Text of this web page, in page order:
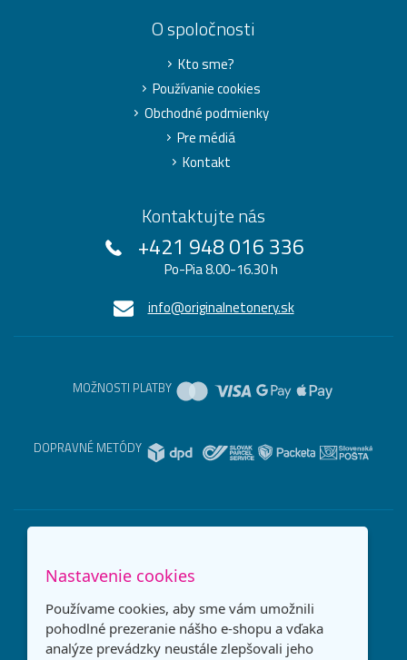
O spoločnosti
Kto sme?
Používanie cookies
Obchodné podmienky
Pre médiá
Kontakt
Kontaktujte nás
+421 948 016 336
Po-Pia 8.00-16.30 h
info@originalnetonery.sk
MOŽNOSTI PLATBY
DOPRAVNÉ METÓDY
Nastavenie cookies
Používame cookies, aby sme vám umožnili
pohodlné prezeranie nášho e-shopu a vďaka
analýze prevádzky neustále zlepšovali jeho